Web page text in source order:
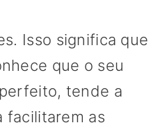
Isso significa que
que o seu
tende a
facilitarem as